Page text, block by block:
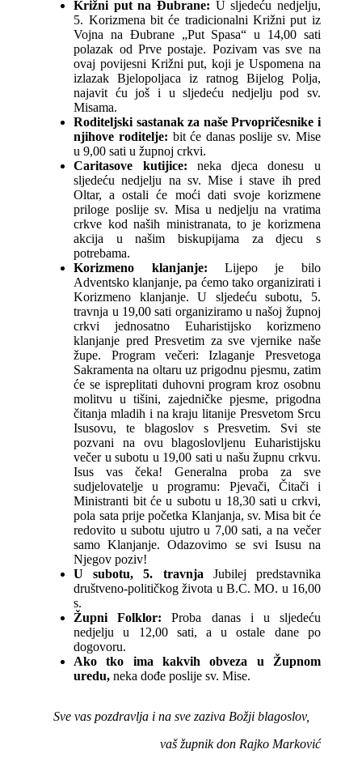
Križni put na Đubrane: U sljedeću nedjelju,
5. Korizmena bit će tradicionalni Križni put iz
Vojna na Đubrane „Put Spasa“ u 14,00 sati
polazak od Prve postaje. Pozivam vas sve na
ovaj povijesni Križni put, koji je Uspomena na
izlazak Bjelopoljaca iz ratnog Bijelog Polja,
najavit ću još i u sljedeću nedjelju pod sv.
Misama.
Roditeljski sastanak za naše Prvopričesnike i
njihove roditelje: bit će danas poslije sv. Mise
u 9,00 sati u župnoj crkvi.
Caritasove kutijice: neka djeca donesu u
sljedeću nedjelju na sv. Mise i stave ih pred
Oltar, a ostali će moći dati svoje korizmene
priloge poslije sv. Misa u nedjelju na vratima
crkve kod naših ministranata, to je korizmena
akcija u našim biskupijama za djecu s
potrebama.
Korizmeno klanjanje: Lijepo je bilo
Adventsko klanjanje, pa ćemo tako organizirati i
Korizmeno klanjanje. U sljedeću subotu, 5.
travnja u 19,00 sati organiziramo u našoj župnoj
crkvi jednosatno Euharistijsko korizmeno
klanjanje pred Presvetim za sve vjernike naše
župe. Program večeri: Izlaganje Presvetoga
Sakramenta na oltaru uz prigodnu pjesmu, zatim
će se ispreplitati duhovni program kroz osobnu
molitvu u tišini, zajedničke pjesme, prigodna
čitanja mladih i na kraju litanije Presvetom Srcu
Isusovu, te blagoslov s Presvetim. Svi ste
pozvani na ovu blagoslovljenu Euharistijsku
večer u subotu u 19,00 sati u našu župnu crkvu.
Isus vas čeka! Generalna proba za sve
sudjelovatelje u programu: Pjevači, Čitači i
Ministranti bit će u subotu u 18,30 sati u crkvi,
pola sata prije početka Klanjanja, sv. Misa bit će
redovito u subotu ujutro u 7,00 sati, a na večer
samo Klanjanje. Odazovimo se svi Isusu na
Njegov poziv!
U subotu, 5. travnja Jubilej predstavnika
društveno-političkog života u B.C. MO. u 16,00
s.
Župni Folklor: Proba danas i u sljedeću
nedjelju u 12,00 sati, a u ostale dane po
dogovoru.
Ako tko ima kakvih obveza u Župnom
uredu, neka dođe poslije sv. Mise.
Sve vas pozdravlja i na sve zaziva Božji blagoslov,
vaš župnik don Rajko Marković